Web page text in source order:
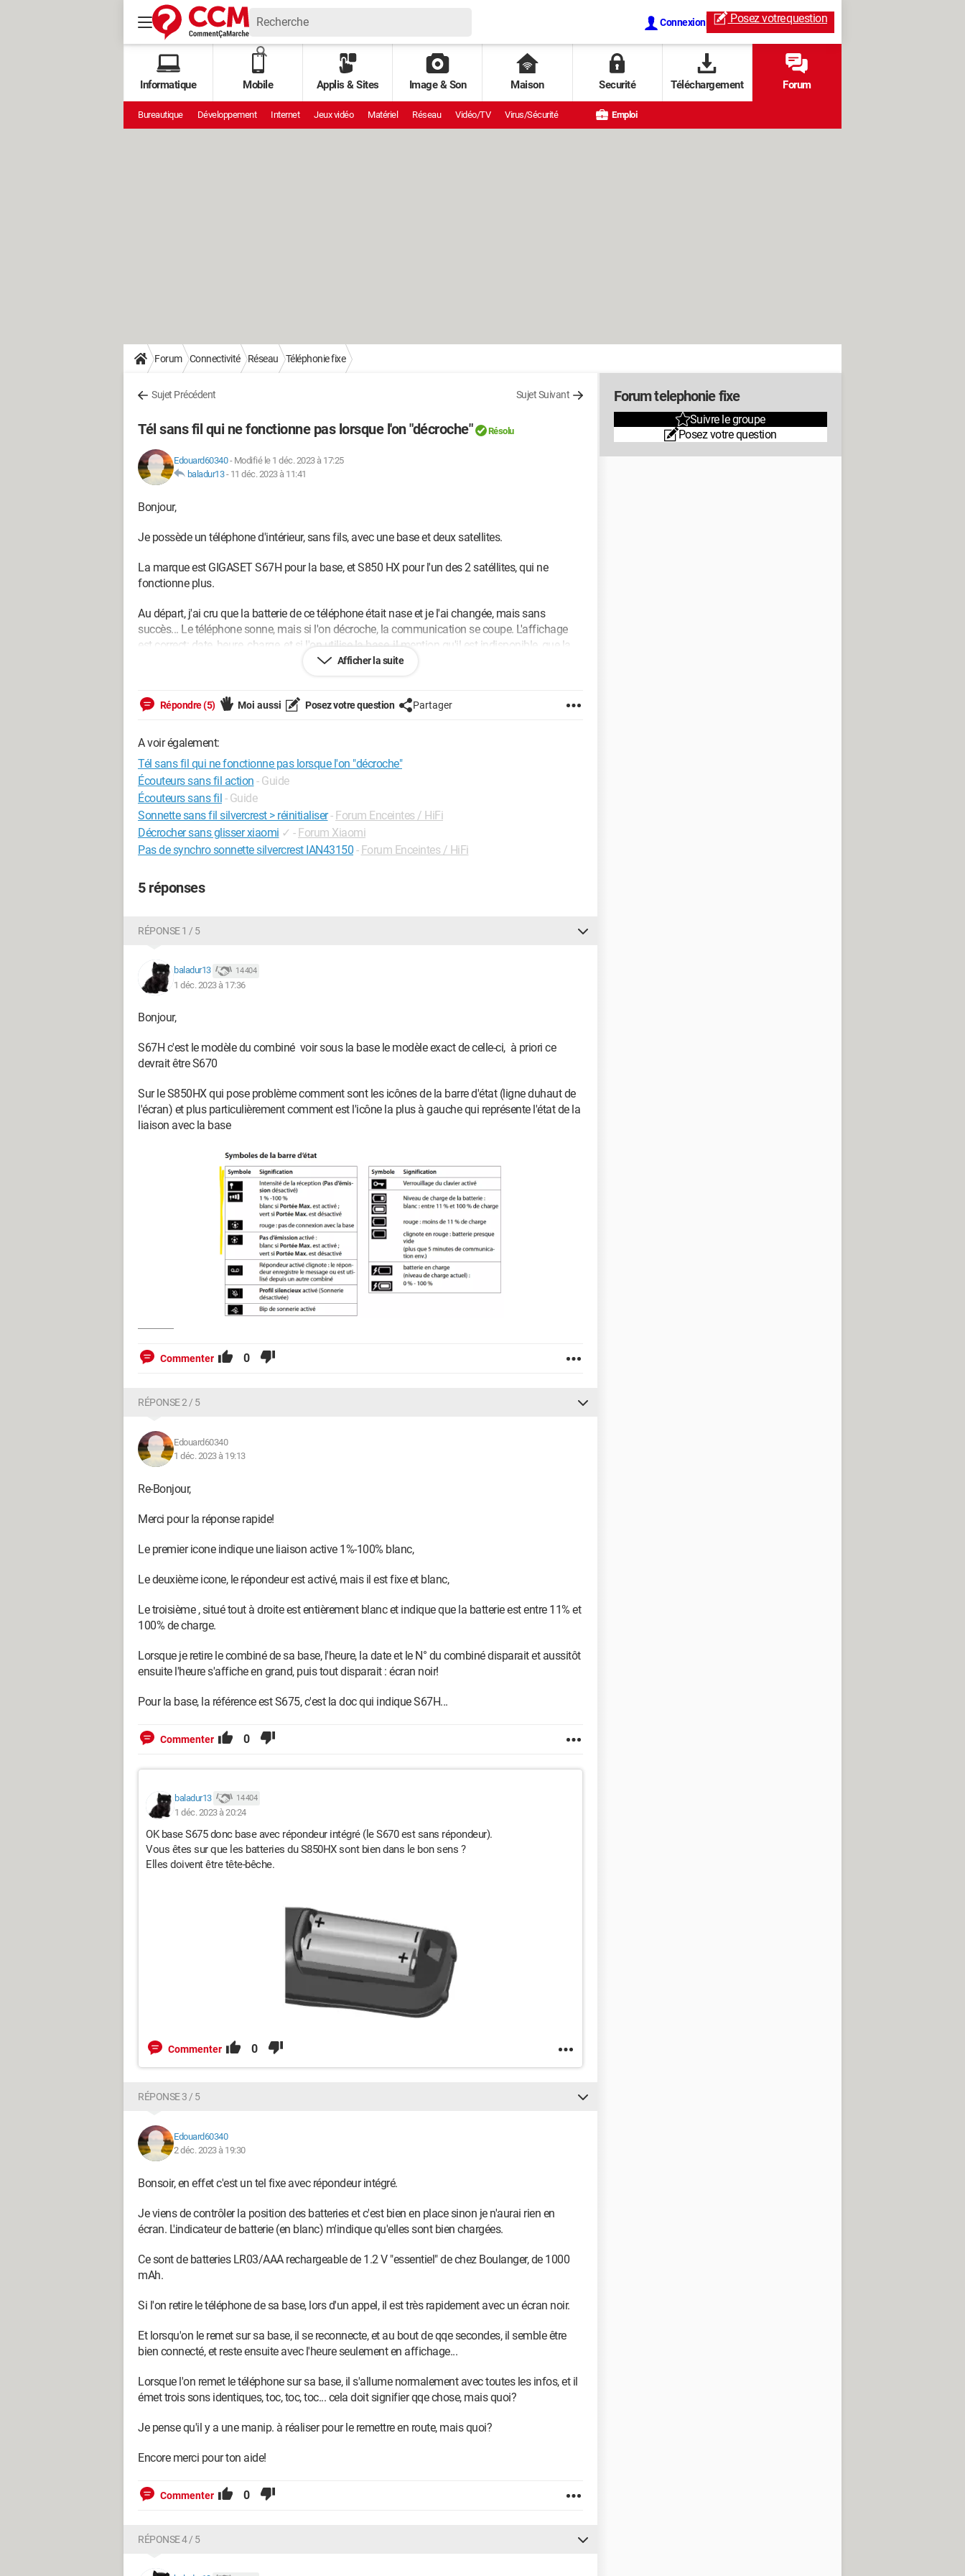
Connexion Posez votrequestion
Informatique Mobile Applis & Sites Image & Son Maison Securité Téléchargement Forum
Bureautique Développement Internet Jeux vidéo Matériel Réseau Vidéo/TV Virus/Sécurité Emploi
Forum Connectivité Réseau Téléphonie fixe
Sujet Précédent Sujet Suivant
Tél sans fil qui ne fonctionne pas lorsque l'on "décroche" Résolu
Edouard60340- Modifié le 1 déc. 2023 à 17:25
baladur13- 11 déc. 2023 à 11:41
Bonjour,
Je possède un téléphone d'intérieur, sans fils, avec une base et deux satellites.
La marque est GIGASET S67H pour la base, et S850 HX pour l'un des 2 satéllites, qui ne
fonctionne plus.
Au départ, j'ai cru que la batterie de ce téléphone était nase et je l'ai changée, mais sans
succès... Le téléphone sonne, mais si l'on décroche, la communication se coupe. L'affichage
est correct: date, heure, charge, et si l'on utilise la base, il mention qu'il est indisponible, que la
Avez vous une astuce pour le refaire fonctionner?
Dans l'attente de vos suggestions...
Par avance, un grand MERCI!
Afficher la suite
Répondre (5) Moi aussi Posez votre question Partager
A voir également:
Tél sans fil qui ne fonctionne pas lorsque l'on "décroche"
Écouteurs sans fil action - Guide
Écouteurs sans fil - Guide
Sonnette sans fil silvercrest > réinitialiser- Forum Enceintes / HiFi
Décrocher sans glisser xiaomi ✓ - Forum Xiaomi
Pas de synchro sonnette silvercrest IAN43150 - Forum Enceintes / HiFi
5 réponses
RÉPONSE 1 / 5
baladur13 14 404
1 déc. 2023 à 17:36
Bonjour,
S67H c'est le modèle du combiné voir sous la base le modèle exact de celle-ci, à priori ce
devrait être S670
Sur le S850HX qui pose problème comment sont les icônes de la barre d'état (ligne duhaut de
l'écran) et plus particulièrement comment est l'icône la plus à gauche qui représente l'état de la
liaison avec la base
Commenter 0
RÉPONSE 2 / 5
Edouard60340
1 déc. 2023 à 19:13
Re-Bonjour,
Merci pour la réponse rapide!
Le premier icone indique une liaison active 1%-100% blanc,
Le deuxième icone, le répondeur est activé, mais il est fixe et blanc,
Le troisième , situé tout à droite est entièrement blanc et indique que la batterie est entre 11% et
100% de charge.
Lorsque je retire le combiné de sa base, l'heure, la date et le N° du combiné disparait et aussitôt
ensuite l'heure s'affiche en grand, puis tout disparait : écran noir!
Pour la base, la référence est S675, c'est la doc qui indique S67H...
Commenter 0
baladur13 14 404
1 déc. 2023 à 20:24
OK base S675 donc base avec répondeur intégré (le S670 est sans répondeur).
Vous êtes sur que les batteries du S850HX sont bien dans le bon sens ?
Elles doivent être tête-bêche.
Commenter 0
RÉPONSE 3 / 5
Edouard60340
2 déc. 2023 à 19:30
Bonsoir, en effet c'est un tel fixe avec répondeur intégré.
Je viens de contrôler la position des batteries et c'est bien en place sinon je n'aurai rien en
écran. L'indicateur de batterie (en blanc) m'indique qu'elles sont bien chargées.
Ce sont de batteries LR03/AAA rechargeable de 1.2 V "essentiel" de chez Boulanger, de 1000
mAh.
Si l'on retire le téléphone de sa base, lors d'un appel, il est très rapidement avec un écran noir.
Et lorsqu'on le remet sur sa base, il se reconnecte, et au bout de qqe secondes, il semble être
bien connecté, et reste ensuite avec l'heure seulement en affichage...
Lorsque l'on remet le téléphone sur sa base, il s'allume normalement avec toutes les infos, et il
émet trois sons identiques, toc, toc, toc... cela doit signifier qqe chose, mais quoi?
Je pense qu'il y a une manip. à réaliser pour le remettre en route, mais quoi?
Encore merci pour ton aide!
Commenter 0
RÉPONSE 4 / 5
Forum telephonie fixe
Suivre le groupe
Posez votre question